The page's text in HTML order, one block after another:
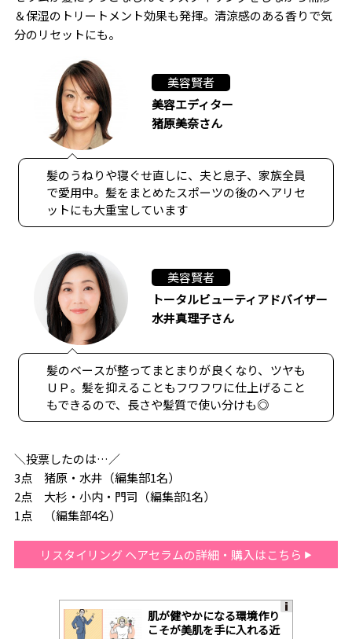
＆保湿のトリートメント効果も発揮。清涼感のある香りで気
分のリセットにも。
美容賢者
美容エディター
猪原美奈さん
髪のうねりや寝ぐせ直しに、夫と息子、家族全員
で愛用中。髪をまとめたスポーツの後のヘアリセ
ットにも大重宝しています
美容賢者
トータルビューティアドバイザー
水井真理子さん
髪のベースが整ってまとまりが良くなり、ツヤも
ＵＰ。髪を抑えることもフワフワに仕上げること
もできるので、長さや髪質で使い分けも◎
＼投票したのは…／
3点 猪原・水井（編集部1名）
2点 大杉・小内・門司（編集部1名）
1点 （編集部4名）
リスタイリング ヘアセラムの詳細・購入はこちら
肌が健やかになる環境作り
こそが美肌を手に入れる近